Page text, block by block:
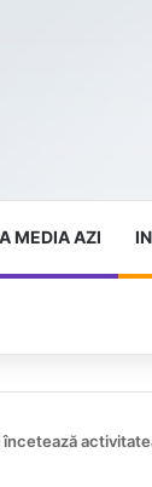
MEDIA AZI
încetează